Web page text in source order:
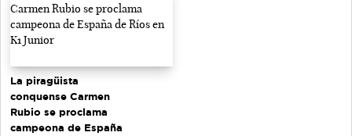
La piragüista
conquense Carmen
Rubio se proclama
campeona de España